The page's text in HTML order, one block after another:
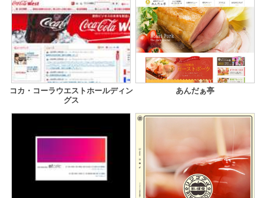
コカ・コーラウエストホールディン
グス
あんだぁ亭